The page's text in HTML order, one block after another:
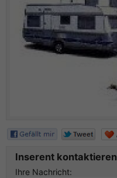
Inserent kontaktieren
Ihre Nachricht: